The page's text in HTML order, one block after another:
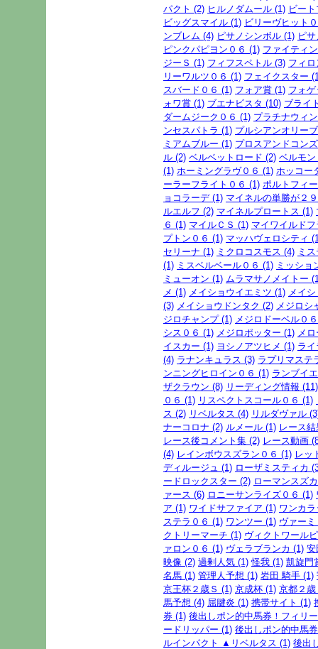
パクト (2) ヒルノダムール (1) ビー
ビッグスマイル (1) ビリーヴヒット
ンブレム (4) ピサノシンボル (1) ピ
ピンクパピヨン０６ (1) ファイティ
ジーＳ (1) フィフスペトル (3) フィ
リーワルツ０６ (1) フェイクスター
スバード０６ (1) フォア賞 (1) フォ
ォワ賞 (1) ブエナビスタ (10) ブライ
ダームジーク０６ (1) プラチナウィ
ンセスパトラ (1) プルシアンオリー
ミアムブルー (1) プロスアンドコン
ル (2) ベルベットロード (2) ベルモン
(1) ホーミングラヴ０６ (1) ホッコー
ーラーフライト０６ (1) ポルトフィ
ョコラーデ (1) マイネルの単勝が２
ルエルフ (2) マイネルプロートス (1)
６ (1) マイルＣＳ (1) マイワイルド
プトン０６ (1) マッハヴェロシティ
セリーナ (1) ミクロコスモス (4) ミ
(1) ミスベルベール０６ (1) ミッショ
ミューオン (1) ムラマサノメイトー
メ (1) メイショウイエミツ (1) メイ
(3) メイショウドンタク (2) メジロシ
ジロチャンプ (1) メジロドーベル０
シス０６ (1) メジロポッター (1) メ
イスカー (1) ヨシノアツヒメ (1) ラ
(4) ラナンキュラス (3) ラプリマステ
ンニングヒロイン０６ (1) ランブイ
ザクラウン (8) リーディング情報 (11)
０６ (1) リスペクトスコール０６ (1)
ス (2) リベルタス (4) リルダヴァル
ナーコロナ (2) ルメール (1) レース
レース後コメント集 (2) レース動画
(4) レインボウスズラン０６ (1) レッ
ディルージュ (1) ローザミスティカ
ードロックスター (2) ローマンスズ
ァース (6) ロニーサンライズ０６ (1)
ア (1) ワイドサファイア (1) ワンカ
ステラ０６ (1) ワンツー (1) ヴァー
クトリーマーチ (1) ヴィクトワール
ァロン０６ (1) ヴェラブランカ (1) 安
映像 (2) 過剰人気 (1) 怪我 (1) 凱旋門
名馬 (1) 管理人予想 (1) 岩田 騎手 (1)
京王杯２歳Ｓ (1) 京成杯 (1) 京都２歳
馬予想 (4) 屈腱炎 (1) 携帯サイト (1)
券 (1) 後出しポン的中馬券！フィリ
ードリッパー (1) 後出しポン的中馬
ルインパクト ▲リベルタス (1) 後出